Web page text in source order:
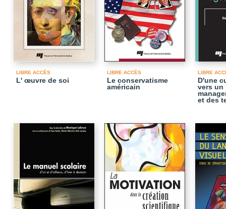
LIBRE ACCÈS
L' œuvre de soi
LIBRE ACCÈS
Le conservatisme
américain
LIBRE
D'une
vers un
et des